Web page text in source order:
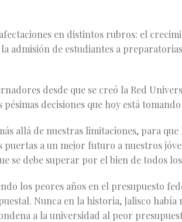
en distintos rubros: el
admisión de estudiantes a
desde que se creó la Red
pésimas decisiones que hoy está
allá de nuestras limitaciones, para que
a un mejor futuro a nuestros
se debe superar por el bien de todos
los peores años en el presupuesto
Nunca en la historia, Jalisco había
a la universidad al peor